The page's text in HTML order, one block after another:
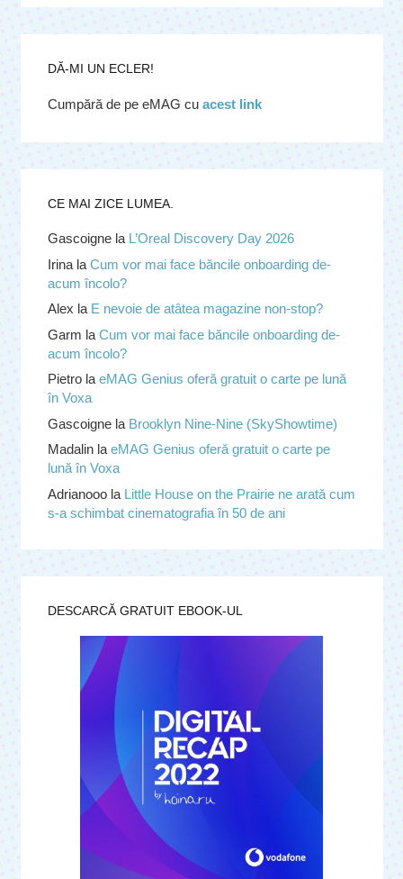
DĂ-MI UN ECLER!
Cumpără de pe eMAG cu acest link
CE MAI ZICE LUMEA.
Gascoignela L’Oreal Discovery Day 2026
Irinala Cum vor mai face băncile onboarding de-
acum încolo?
Alex la E nevoie de atâtea magazine non-stop?
Garm la Cum vor mai face băncile onboarding de-
acum încolo?
Pietrola eMAG Genius oferă gratuit o carte pe lună
în Voxa
Gascoignela Brooklyn Nine-Nine (SkyShowtime)
Madalinla eMAG Genius oferă gratuit o carte pe
lună în Voxa
Adrianooola Little House on the Prairie ne arată cum
s-a schimbat cinematografia în 50 de ani
DESCARCĂ GRATUIT EBOOK-UL